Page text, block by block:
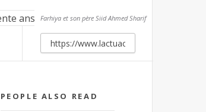
Farhiya et son père Siid Ahmed Sharif
PEOPLE ALSO READ